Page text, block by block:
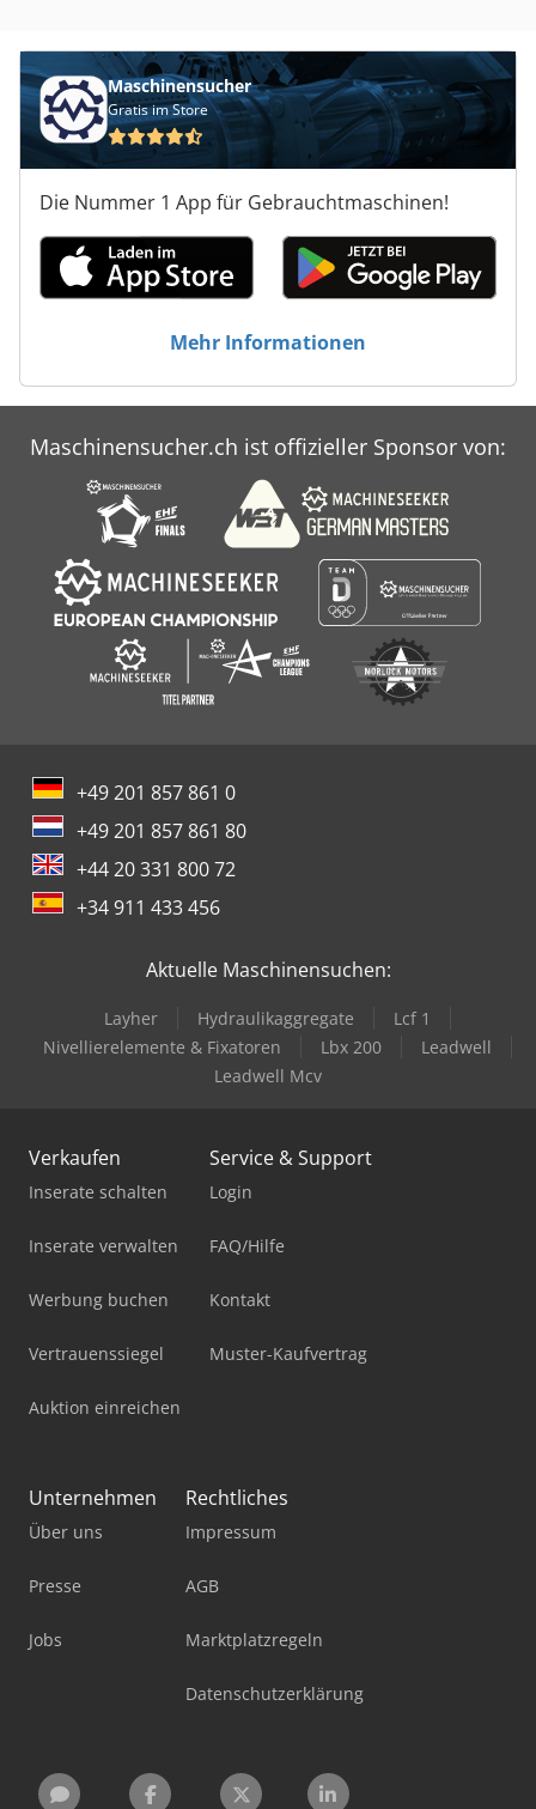
Maschinensucher
Gratis im Store
Die Nummer 1 App für Gebrauchtmaschinen!
Mehr Informationen
Maschinensucher.ch ist offizieller Sponsor von:
+49 201 857 861 0
+49 201 857 861 80
+44 20 331 800 72
+34 911 433 456
Aktuelle Maschinensuchen:
Layher Hydraulikaggregate
Lcf 1
Nivellierelemente & Fixatoren
Lbx 200
Leadwell
Leadwell Mcv
Verkaufen
Inserate schalten
Inserate verwalten
Werbung buchen
Vertrauenssiegel
Auktion einreichen
Service & Support
Login
FAQ/Hilfe
Kontakt
Muster-Kaufvertrag
Unternehmen
Über uns
Presse
Jobs
Rechtliches
Impressum
AGB
Marktplatzregeln
Datenschutzerklärung